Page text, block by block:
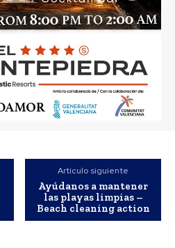
Artículo siguiente
Ayúdanos a mantener
las playas limpias –
Beach cleaning action